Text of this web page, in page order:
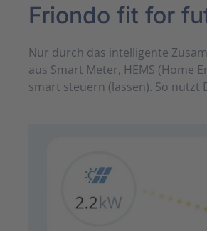
Friondo fit for
Nur durch das intelligente
aus Smart Meter, HEMS (Home
smart steuern (lassen). So nutzt